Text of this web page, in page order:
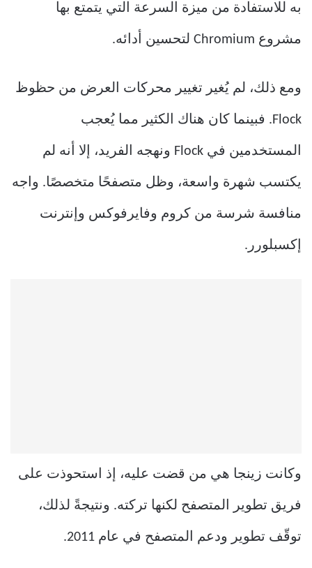
به للاستفادة من ميزة السرعة التي يتمتع بها
مشروع Chromium لتحسين أدائه.
ومع ذلك، لم يُغير تغيير محركات العرض من حظوظ
Flock. فبينما كان هناك الكثير مما يُعجب
المستخدمين في Flock ونهجه الفريد، إلا أنه لم
يكتسب شهرة واسعة، وظل متصفحًا متخصصًا. واجه
منافسة شرسة من كروم وفايرفوكس وإنترنت
إكسبلورر.
وكانت زينجا هي من قضت عليه، إذ استحوذت على
فريق تطوير المتصفح لكنها تركته. ونتيجةً لذلك،
توقّف تطوير ودعم المتصفح في عام 2011.